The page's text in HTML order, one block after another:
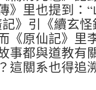
》里也提到：
》引《續玄
《原仙記》里
事都與道教有
這關系也得追